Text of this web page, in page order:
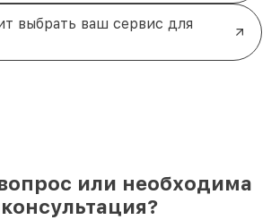
выбрать ваш сервис для
или необходима
консультация?